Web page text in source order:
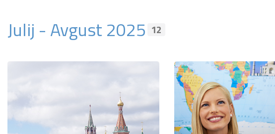
Julij - Avgust 2025 12